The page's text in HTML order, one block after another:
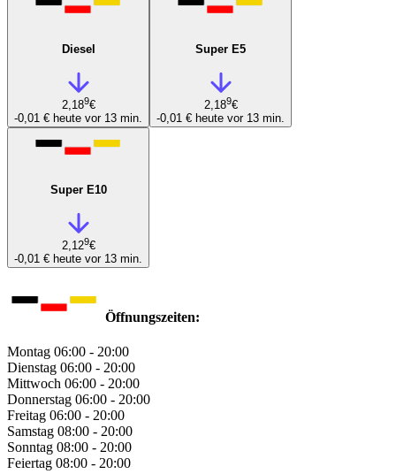
Diesel
2,189€
-0,01 € heute vor 13 min.
Super E5
2,189€
-0,01 € heute vor 13 min.
Super E10
2,129€
-0,01 € heute vor 13 min.
Öffnungszeiten:
Montag 06:00 - 20:00
Dienstag 06:00 - 20:00
Mittwoch 06:00 - 20:00
Donnerstag 06:00 - 20:00
Freitag 06:00 - 20:00
Samstag 08:00 - 20:00
Sonntag 08:00 - 20:00
Feiertag 08:00 - 20:00